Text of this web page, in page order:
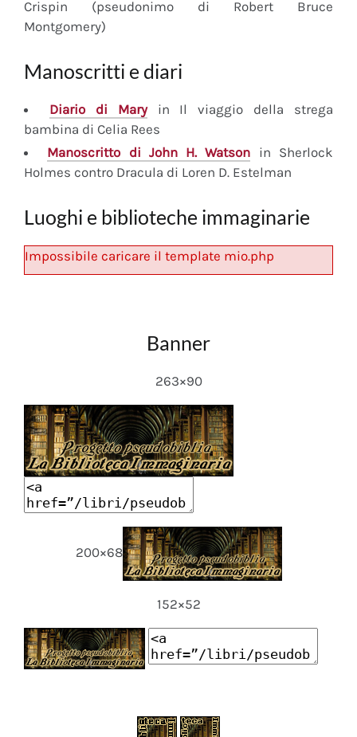
Crispin (pseudonimo di Robert Bruce
Montgomery)
Manoscritti e diari
Diariodi Maryin Il viaggio della strega
bambina di Celia Rees
Manoscritto di John H. Watson in Sherlock
Holmes contro Dracula di Loren D. Estelman
Luoghi e biblioteche immaginarie
Impossibile caricare il template mio.php
Banner
263×90
200×68
152×52